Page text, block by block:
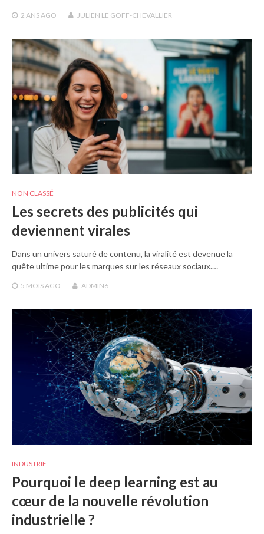
2 ANSAGO JULIEN LE GOFF-CHEVALLIER
NON CLASSÉ
Les secrets des publicités qui
deviennent virales
Dans un univers saturé de contenu, la viralité est devenue la
quête ultime pour les marques sur les réseaux sociaux.…
5 MOISAGO ADMIN6
INDUSTRIE
Pourquoi le deep learning est au
cœur de la nouvelle révolution
industrielle ?